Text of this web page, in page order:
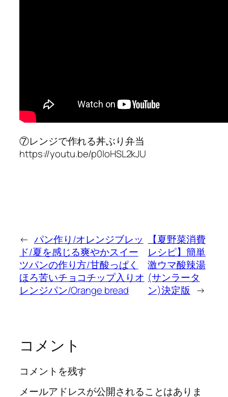
⑦レンジで作れる丼ぶり弁当
https://youtu.be/p0IoHSL2kJU
← パン作り/オレンジブレッ
ド/夏を感じる爽やかスイー
ツパンの作り方/甘酸っぱく
ほろ苦いチョコチップ入りオ
レンジパン/Orange bread
【夏野菜消費
レシピ】簡単
激ウマ酸辣湯
(サンラータ
ン)決定版 →
コメント
コメントを残す
メールアドレスが公開されることはありま